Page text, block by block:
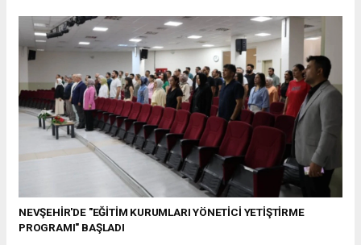
NEVŞEHİR'DE "EĞİTİM KURUMLARI YÖNETİCİ YETİŞTİRME
PROGRAMI" BAŞLADI